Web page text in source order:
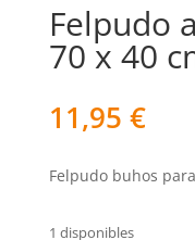
Felpudo
70 x 40
11,95 €
Felpudo buhos
1 disponibles